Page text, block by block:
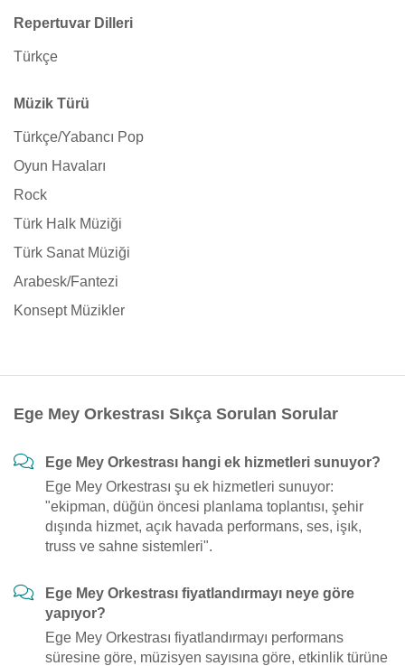
Repertuvar Dilleri
Türkçe
Müzik Türü
Türkçe/Yabancı Pop
Oyun Havaları
Rock
Türk Halk Müziği
Türk Sanat Müziği
Arabesk/Fantezi
Konsept Müzikler
Ege Mey Orkestrası Sıkça Sorulan Sorular
Ege Mey Orkestrası hangi ek hizmetleri sunuyor?
Ege Mey Orkestrası şu ek hizmetleri sunuyor:
"ekipman, düğün öncesi planlama toplantısı, şehir
dışında hizmet, açık havada performans, ses, işık,
truss ve sahne sistemleri".
Ege Mey Orkestrası fiyatlandırmayı neye göre
yapıyor?
Ege Mey Orkestrası fiyatlandırmayı performans
süresine göre, müzisyen sayısına göre, etkinlik türüne